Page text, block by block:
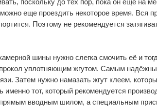
поскольку до тех пор, пока он еще на
еще проездить некоторое время. Вся
Поэтому не рекомендуется
шины нужно слегка смочить её и
уплотняющим жгутом. Самым
Затем нужно намазать жгут клеем,
именно тот, который рекомендуется
вводным шилом, а специальным